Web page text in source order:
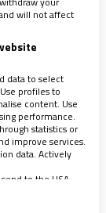
de dichos
se ponen
esto, pero
en la
will not affect
data to select
profiles to
content. Use
performance.
statistics or
improve services.
data. Actively
to the USA.
app.